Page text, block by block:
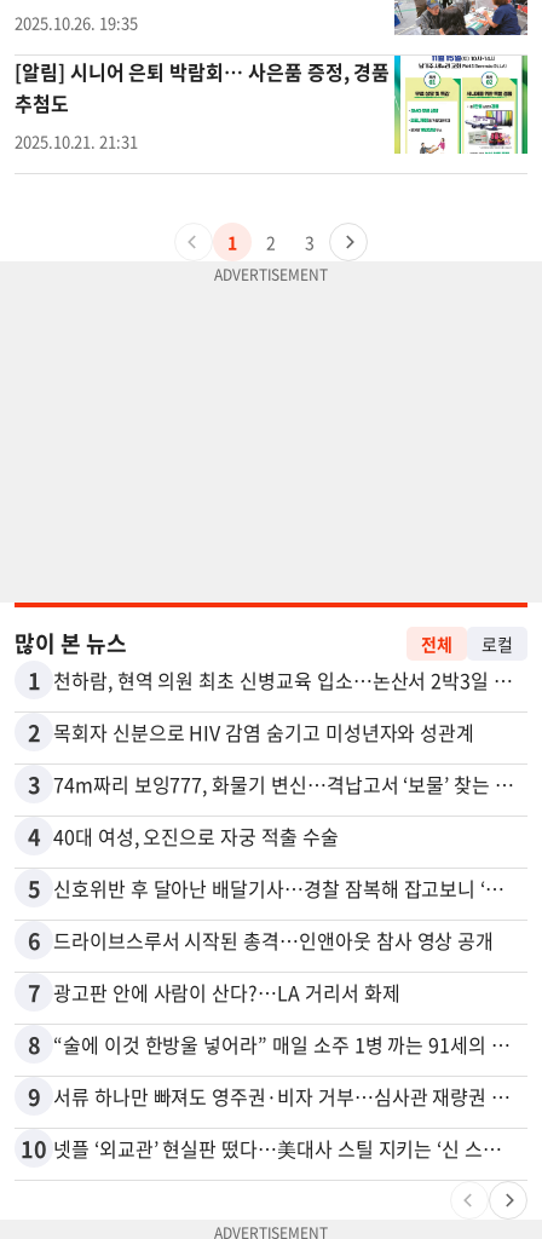
2025.10.26. 19:35
[알림] 시니어 은퇴 박람회… 사은품 증정, 경품
추첨도
2025.10.21. 21:31
1 2 3
많이 본 뉴스 전체 로컬
1 천하람, 현역 의원 최초 신병교육 입소…논산서 2박3일 생활
2 목회자 신분으로 HIV 감염 숨기고 미성년자와 성관계
3 74m짜리 보잉777, 화물기 변신…격납고서 ‘보물’ 찾는 인천공항
4 40대 여성, 오진으로 자궁 적출 수술
5 신호위반 후 달아난 배달기사…경찰 잠복해 잡고보니 ‘반전’
6 드라이브스루서 시작된 총격…인앤아웃 참사 영상 공개
7 광고판 안에 사람이 산다?…LA 거리서 화제
8 “술에 이것 한방울 넣어라” 매일 소주 1병 까는 91세의 철칙
9 서류 하나만 빠져도 영주권·비자 거부…심사관 재량권 대폭 확대
10 넷플 ‘외교관’ 현실판 떴다…美대사 스틸 지키는 ‘신 스틸러’